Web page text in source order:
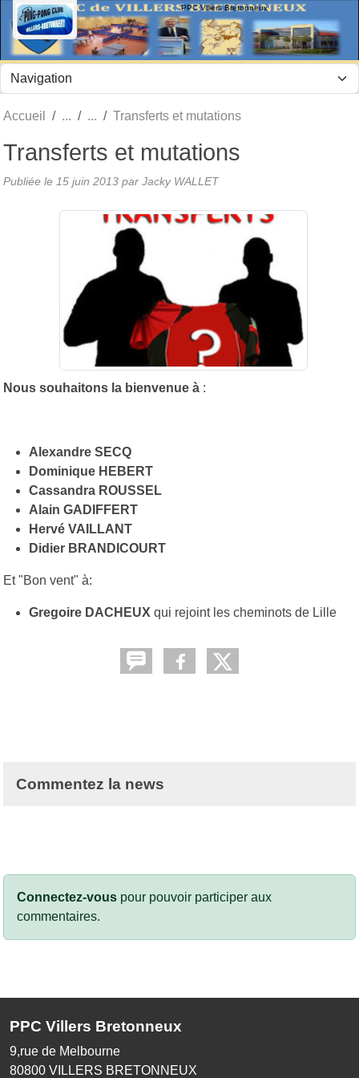
PPC Villers Bretonneux
Accueil Transferts et mutations
Transferts et mutations
Publiée le 15 juin 2013 par Jacky WALLET
Nous souhaitons la bienvenue à :
Alexandre SECQ
Dominique HEBERT
Cassandra ROUSSEL
Alain GADIFFERT
Hervé VAILLANT
Didier BRANDICOURT
Et "Bon vent" à:
Gregoire DACHEUX qui rejoint les cheminots de Lille
Commentez la news
Connectez-vous pour pouvoir participer aux
commentaires.
PPC Villers Bretonneux
9,rue de Melbourne
80800 VILLERS BRETONNEUX
Panneau de gestion des cookies